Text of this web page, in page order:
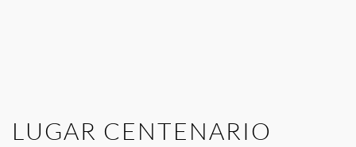
LUGAR CENTENARIO